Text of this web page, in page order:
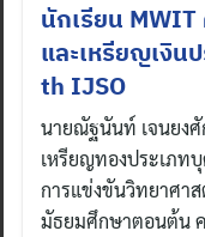
นักเรียน
และเหรียญเงิน
th IJSO
นายณัฐนันท์ เจนยงศั
เหรียญทองประเภท
การแข่งขันวิทยาศา
มัธยมศึกษาตอนต้น ค